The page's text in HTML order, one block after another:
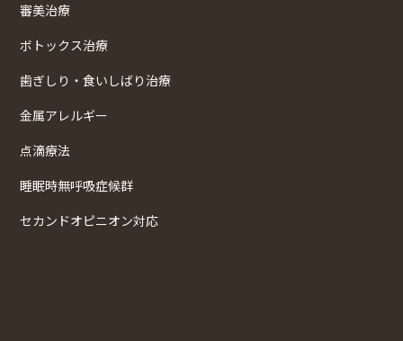
審美治療
ボトックス治療
歯ぎしり・食いしばり治療
金属アレルギー
点滴療法
睡眠時無呼吸症候群
セカンドオピニオン対応